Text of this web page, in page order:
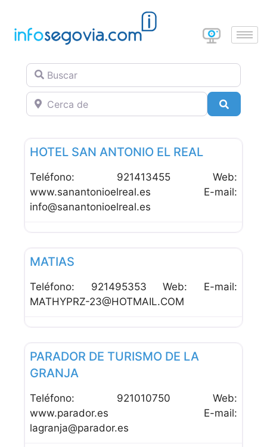
Buscar
Cerca de
HOTEL SAN ANTONIO EL REAL
Teléfono: 921413455 Web:
www.sanantonioelreal.es E-mail:
info@sanantonioelreal.es
MATIAS
Teléfono: 921495353 Web: E-mail:
MATHYPRZ-23@HOTMAIL.COM
PARADOR DE TURISMO DE LA
GRANJA
Teléfono: 921010750 Web:
www.parador.es E-mail:
lagranja@parador.es